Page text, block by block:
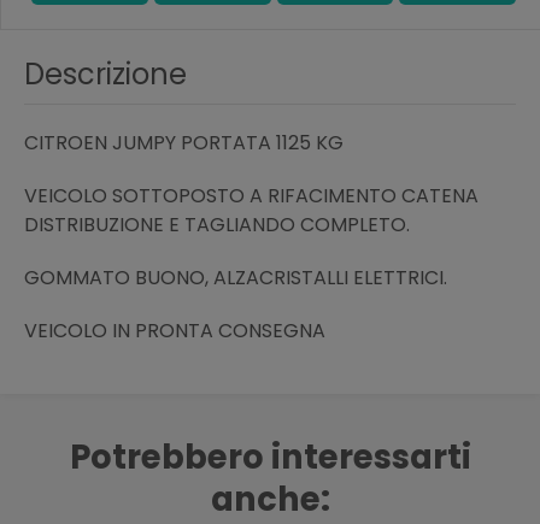
Descrizione
CITROEN JUMPY PORTATA 1125 KG
VEICOLO SOTTOPOSTO A RIFACIMENTO CATENA
DISTRIBUZIONE E TAGLIANDO COMPLETO.
GOMMATO BUONO, ALZACRISTALLI ELETTRICI.
VEICOLO IN PRONTA CONSEGNA
Potrebbero interessarti
anche: